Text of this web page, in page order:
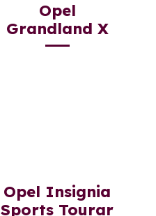
Opel
Grandland X
Opel Insignia
Sports Tourar